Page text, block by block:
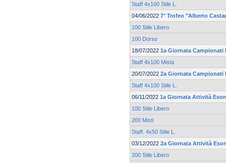
Staff 4x100 Stile L.
04/06/2022 7° Trofeo "Alberto
100 Stile Libero
100 Dorso
18/07/2022 1a Giornata
Staff 4x100 Mista
20/07/2022 2a Giornata
Staff 4x100 Stile L.
06/11/2022 1a Giornata Attività
100 Stile Libero
200 Misti
Staff. 4x50 Stile L.
03/12/2022 2a Giornata Attività
200 Stile Libero